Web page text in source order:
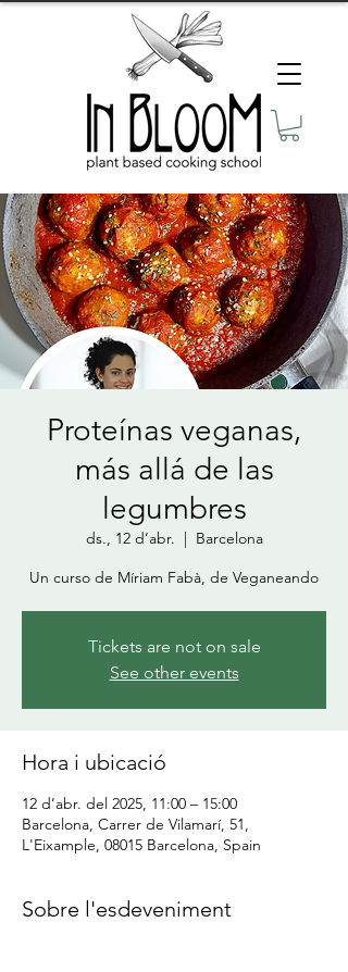
Proteínas veganas,
más allá de las
legumbres
ds., 12 d’abr.
  |
Barcelona
Un curso de Míriam Fabà, de Veganeando
Tickets are not on sale
See other events
Hora i ubicació
12 d’abr. del 2025, 11:00 – 15:00
Barcelona, Carrer de Vilamarí, 51,
L'Eixample, 08015 Barcelona, Spain
Sobre l'esdeveniment